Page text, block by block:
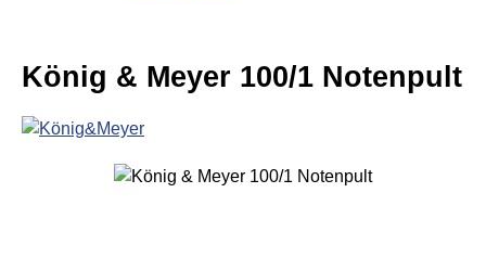
König & Meyer 100/1 Notenpult
Bildergalerie überspringen